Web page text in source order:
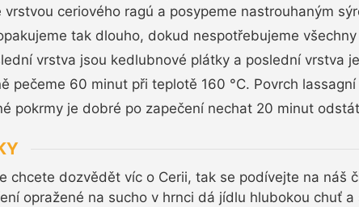
vrstvou ceriového ragú a posypeme nastrouhaným
tak dlouho, dokud nespotřebujeme
vrstva jsou kedlubnové plátky a poslední vrstva
pečeme 60 minut při teplotě 160 °C. Povrch
pokrmy je dobré po zapečení nechat 20 minut
chcete dozvědět víc o Cerii, tak se podívejte na náš
opražené na sucho v hrnci dá jídlu hlubokou chuť